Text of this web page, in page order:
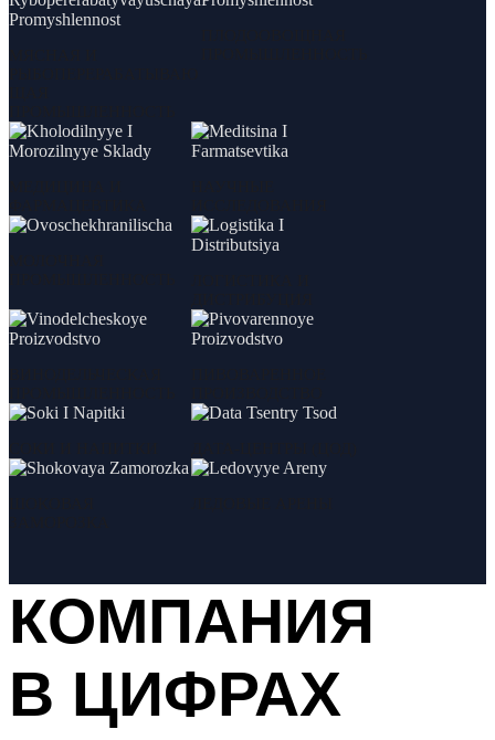
КОМПАНИЯ
В ЦИФРАХ